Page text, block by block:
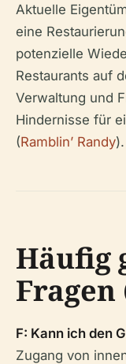
Aktuelle
eine
potenzielle
Restaurants auf
Verwaltung und
Hindernisse für
(Ramblin’ Randy).
Häufig
Fragen
F: Kann ich den
Zugang von